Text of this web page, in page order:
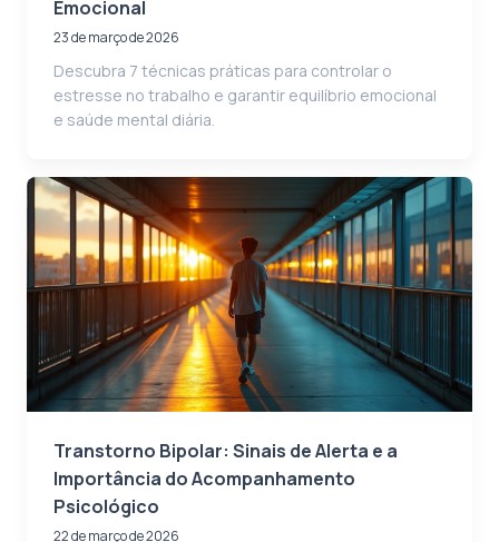
Emocional
23 de março de 2026
Descubra 7 técnicas práticas para controlar o
estresse no trabalho e garantir equilíbrio emocional
e saúde mental diária.
Transtorno Bipolar: Sinais de Alerta e a
Importância do Acompanhamento
Psicológico
22 de março de 2026